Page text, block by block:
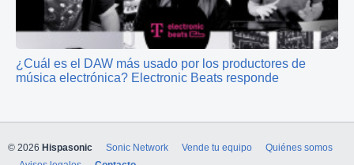
¿Cuál es el DAW más usado por los productores de
música electrónica? Electronic Beats responde
© 2026 Hispasonic Sonic Network Vende tu equipo
Quiénes somos